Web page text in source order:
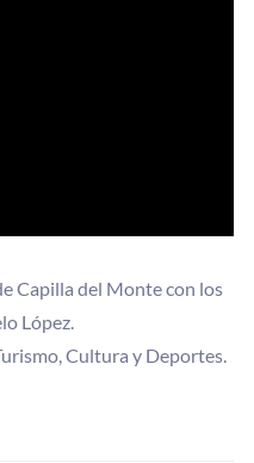
Capilla del Monte con los
López.
Cultura y Deportes.